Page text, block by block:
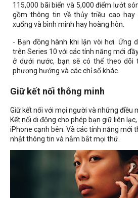
115,000 bãi biển và 5,000 điểm lướt
gồm thông tin về thủy triều cao hay
xuống và bình minh hay hoàng hôn.
- Bạn đồng hành khi lặn vòi hơi. Ứng
trên Series 10 với các tính năng mới
ở dưới nước, bạn sẽ có thể theo dõi
phương hướng và các chỉ số khác.
Giữ kết nối thông minh
Giữ kết nối với mọi người và những điều
Kết nối di động cho phép bạn giữ liên
iPhone cạnh bên. Và các tính năng mới
nhật thông tin và nắm bắt mọi thứ.